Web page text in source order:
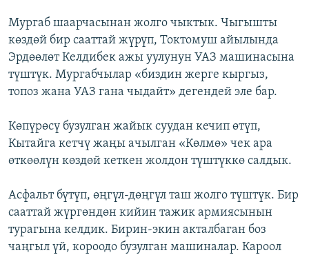
Мургаб шаарчасынан жолго чыктык. Чыгышты
көздөй бир сааттай жүрүп, Токтомуш айылында
Эрдөөлөт Келдибек ажы уулунун УАЗ машинасына
түштүк. Мургабчылар «биздин жерге кыргыз,
топоз жана УАЗ гана чыдайт» дегендей эле бар.
Көпүрөсү бузулган жайык суудан кечип өтүп,
Кытайга кетчү жаңы ачылган «Көлмө» чек ара
өткөөлүн көздөй кеткен жолдон түштүккө салдык.
Асфальт бүтүп, өңгүл-дөңгүл таш жолго түштүк. Бир
сааттай жүргөндөн кийин тажик армиясынын
турагына келдик. Бирин-экин акталбаган боз
чаңгыл үй, короодо бузулган машиналар. Кароол